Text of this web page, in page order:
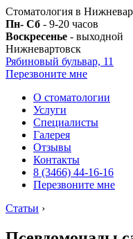
Стоматология в
Пн- Сб - 9-20 часов
Воскресенье - выходной
Нижневартовск
Рябиновый бульвар, 11
Перезвоните мне
О стоматологии
Услуги
Специалисты
Галерея
Отзывы
Контакты
8 (3466) 44-16-16
Перезвоните мне
Статьи ›